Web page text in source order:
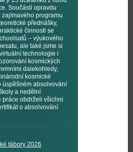
Součástí opravdu
zajímavého programu
přednášky,
činnosti se
– výukového
ale také jsme si
technologie i
kosmických
dalekohledy,
kosmické
úspěšném absolvování
a nedělní
práce obdrželi všichni
o absolvování
tábory 2026